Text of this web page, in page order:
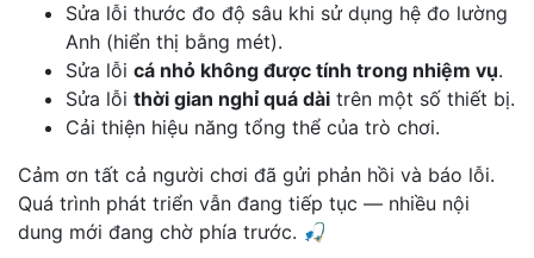
Sửa lỗi thước đo độ sâu khi sử dụng hệ đo lường
Anh (hiển thị bằng mét).
Sửa lỗi cá nhỏ không được tính trong nhiệm vụ.
Sửa lỗi thời gian nghỉ quá dài trên một số thiết bị.
Cải thiện hiệu năng tổng thể của trò chơi.
Cảm ơn tất cả người chơi đã gửi phản hồi và báo lỗi.
Quá trình phát triển vẫn đang tiếp tục — nhiều nội
dung mới đang chờ phía trước. 🎣